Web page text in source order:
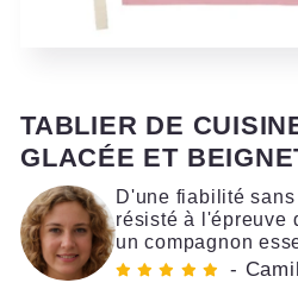
dans
une
fenêtre
TABLIER DE
GLACÉE ET
D'une fiabilité
résisté à l'épreuve
un compagnon
-